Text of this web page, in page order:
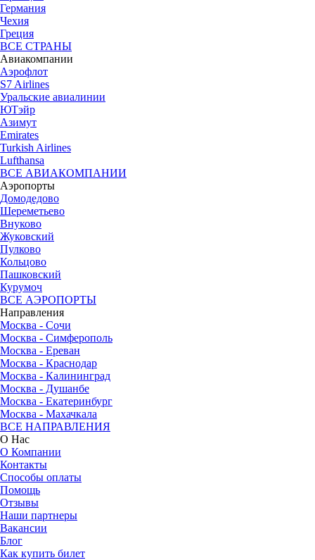
Германия
Чехия
Греция
ВСЕ СТРАНЫ
Авиакомпании
Аэрофлот
S7 Airlines
Уральские авиалинии
ЮТэйр
Азимут
Emirates
Turkish Airlines
Lufthansa
ВСЕ АВИАКОМПАНИИ
Аэропорты
Домодедово
Шереметьево
Внуково
Жуковский
Пулково
Кольцово
Пашковский
Курумоч
ВСЕ АЭРОПОРТЫ
Направления
Москва - Сочи
Москва - Симферополь
Москва - Ереван
Москва - Краснодар
Москва - Калининград
Москва - Душанбе
Москва - Екатеринбург
Москва - Махачкала
ВСЕ НАПРАВЛЕНИЯ
О Нас
О Компании
Контакты
Способы оплаты
Помощь
Отзывы
Наши партнеры
Вакансии
Блог
Как купить билет